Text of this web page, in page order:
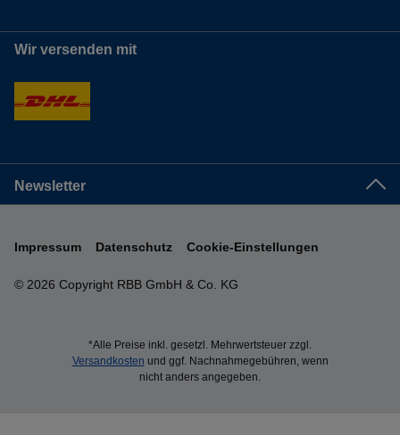
Wir versenden mit
Newsletter
© 2026 Copyright RBB GmbH & Co. KG
Impressum Datenschutz Cookie-Einstellungen
*Alle Preise inkl. gesetzl. Mehrwertsteuer zzgl.
Versandkosten und ggf. Nachnahmegebühren, wenn
nicht anders angegeben.